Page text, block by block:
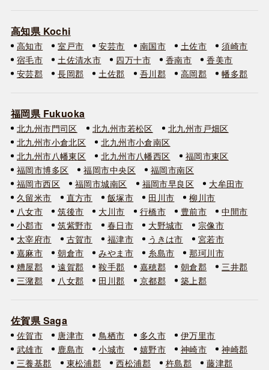
高知県 Kochi
高知市 室戸市 安芸市 南国市 土佐市
須崎市
宿毛市
土佐清水市 四万十市 香南市
香美市
安芸郡
長岡郡 土佐郡 吾川郡 高岡郡 幡多郡
福岡県 Fukuoka
北九州市門司区 北九州市若松区
北九州市戸畑区
北九州市小倉北区
北九州市小倉南区
北九州市八幡東区
北九州市八幡西区
福岡市東区
福岡市博多区
福岡市中央区
福岡市南区
福岡市西区
福岡市城南区 福岡市早良区
大牟田市
久留米市
直方市 飯塚市 田川市
柳川市
八女市
筑後市 大川市 行橋市 豊前市
中間市
小郡市
筑紫野市 春日市 大野城市
宗像市
太宰府市
古賀市 福津市 うきは市
宮若市
嘉麻市
朝倉市 みやま市 糸島市
那珂川市
糟屋郡
遠賀郡 鞍手郡 嘉穂郡 朝倉郡
三井郡
三潴郡
八女郡 田川郡 京都郡 築上郡
佐賀県 Saga
佐賀市 唐津市 鳥栖市 多久市
伊万里市
武雄市
鹿島市 小城市 嬉野市 神崎市
神崎郡
三養基郡
東松浦郡 西松浦郡 杵島郡 藤津郡